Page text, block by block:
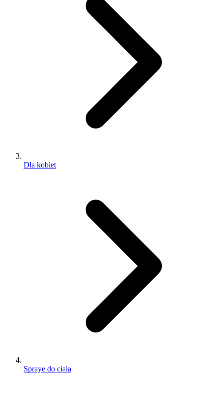
Dla kobiet
Spraye do ciała